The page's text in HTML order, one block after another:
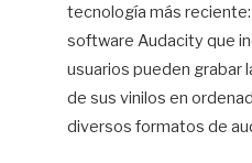
tecnología más reciente:
software Audacity que
usuarios pueden grabar
de sus vinilos en
diversos formatos de